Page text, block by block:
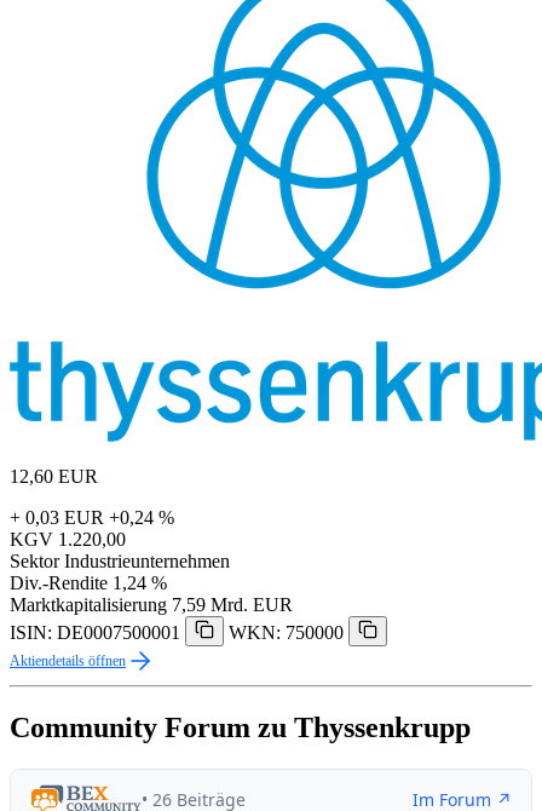
12,60 EUR
+ 0,03 EUR +0,24 %
KGV 1.220,00
Sektor Industrieunternehmen
Div.-Rendite 1,24 %
Marktkapitalisierung 7,59 Mrd. EUR
ISIN: DE0007500001
WKN: 750000
Aktiendetails öffnen
Community Forum zu Thyssenkrupp